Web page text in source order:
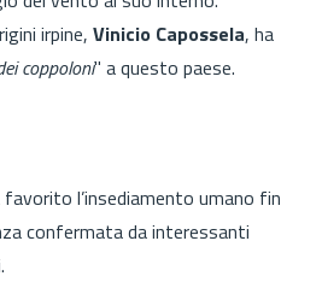
irpine, Vinicio Capossela, ha
coppoloni" a questo paese.
favorito l’insediamento umano fin
confermata da interessanti